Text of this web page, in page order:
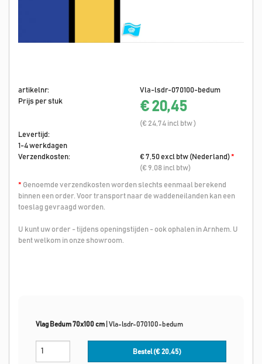
artikelnr:
Vla-lsdr-070100-bedum
Prijs per stuk
€ 20,45
(€ 24,74 incl btw )
Levertijd:
1-4 werkdagen
Verzendkosten:
€ 7,50 excl btw (Nederland)*
(€ 9,08 incl btw)
* Genoemde verzendkosten worden slechts eenmaal berekend
binnen een order. Voor transport naar de waddeneilanden kan een
toeslag gevraagd worden.
U kunt uw order - tijdens openingstijden - ook ophalen in Arnhem. U
bent welkom in onze showroom.
Vlag Bedum 70x100 cm Vla-lsdr-070100-bedum
Bestel (€20,45)